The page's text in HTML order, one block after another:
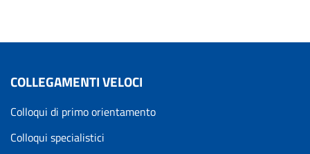
COLLEGAMENTI VELOCI
Colloqui di primo orientamento
Colloqui specialistici